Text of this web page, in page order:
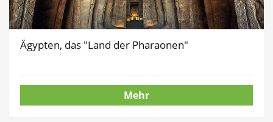
Ägypten, das "Land der Pharaonen"
Mehr